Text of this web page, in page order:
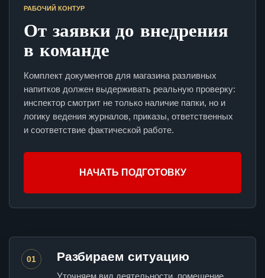
РАБОЧИЙ КОНТУР
От заявки до внедрения
в команде
Комплект документов для магазина разливных
напитков должен выдерживать реальную проверку:
инспектор смотрит не только наличие папки, но и
логику ведения журналов, приказы, ответственных
и соответствие фактической работе.
НАЧАТЬ ПОДГОТОВКУ
01 Разбираем ситуацию
Уточняем вид деятельности, помещение,